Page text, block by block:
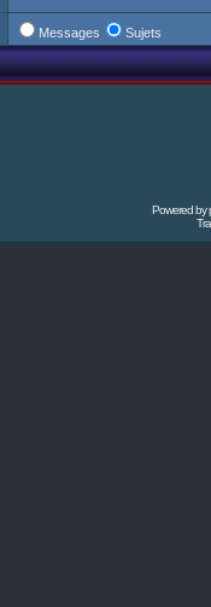
Messages Sujets
Powered by